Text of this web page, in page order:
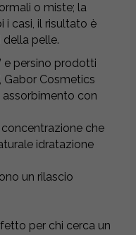
o miste; la
i casi, il risultato è
pelle.
e persino prodotti
Gabor Cosmetics
assorbimento con
che
idratazione
un rilascio
per chi cerca un